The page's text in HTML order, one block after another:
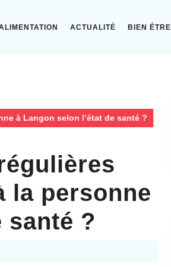
ACTUALITÉ BIEN ÉTRE
à Langon selon l’état de santé ?
la personne
santé ?